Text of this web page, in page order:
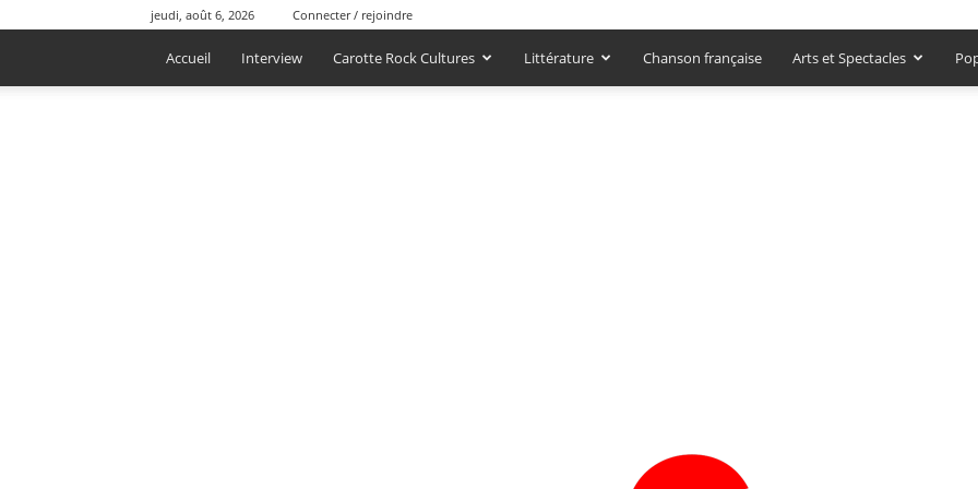
jeudi, août 6, 2026 Connecter / rejoindre
Accueil Interview Carotte Rock Cultures Littérature Chanson française Arts et Spectacles